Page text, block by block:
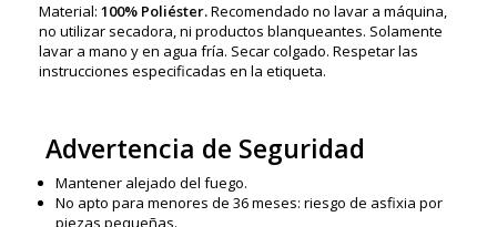
Material: 100% Poliéster.Recomendado no lavar a máquina,
no utilizar secadora, ni productos blanqueantes. Solamente
lavar a mano y en agua fría. Secar colgado. Respetar las
instrucciones especificadas en la etiqueta.
Advertencia de Seguridad
Mantener alejado del fuego.
No apto para menores de 36 meses: riesgo de asfixia por
piezas pequeñas.